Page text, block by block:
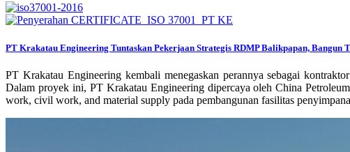
PT Krakatau Engineering Tuntaskan Pekerjaan Strategis RDMP Balikpapan, Bangun
PT Krakatau Engineering kembali menegaskan perannya sebagai
Dalam proyek ini, PT Krakatau Engineering dipercaya oleh China
work, civil work, and material supply pada pembangunan fasilitas